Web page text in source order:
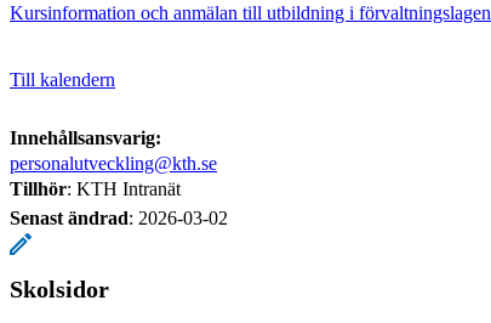
Kursinformation och anmälan till utbildning i förvaltningslagen
Till kalendern
Innehållsansvarig:
personalutveckling@kth.se
Tillhör: KTH Intranät
Senast ändrad: 2026-03-02
Skolsidor